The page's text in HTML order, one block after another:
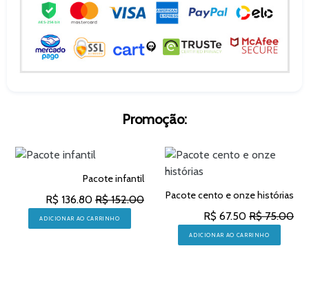
Promoção:
Pacote infantil
R$ 136.80 R$ 152.00
ADICIONAR AO CARRINHO
Pacote cento e onze histórias
R$ 67.50 R$ 75.00
ADICIONAR AO CARRINHO